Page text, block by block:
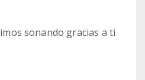
sonando gracias a ti